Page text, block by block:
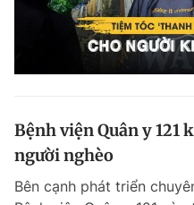
Bệnh viện Quân y 121
người nghèo
Bên cạnh phát triển